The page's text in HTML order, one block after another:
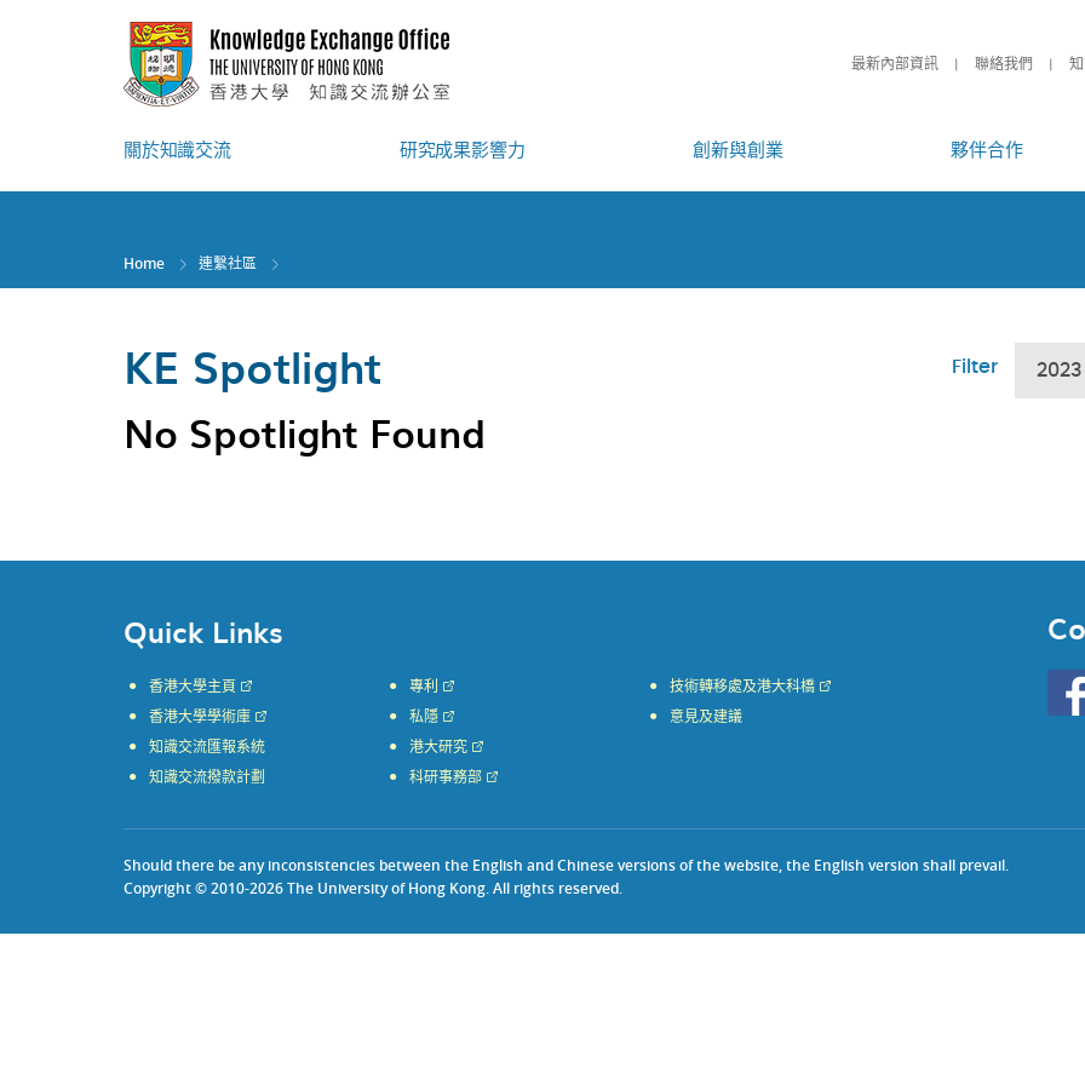
最新內部資訊 聯絡我們
關於知識交流 研究成果影響力 創新與創業 夥伴合作
Home 連繫社區
KE Spotlight Filter 2023
No Spotlight Found
Quick Links
香港大學主頁
香港大學學術庫
知識交流匯報系統
知識交流撥款計劃
專利
私隱
港大研究
科研事務部
技術轉移處及港大科橋
意見及建議
HKU
Should there be any inconsistencies between the English and Chinese versions of the website, the English version shall prevail.
Copyright © 2010-2026 The University of Hong Kong. All rights reserved.